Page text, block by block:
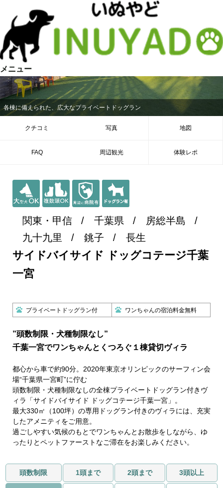
メニュー
各棟に備えられた、広大なプライベートドッグラン
クチコミ 写真 地図
FAQ 周辺観光 体験レポ
関東・甲信 千葉県
房総半島
九十九里
銚子 長生
サイドバイサイド ドッグコテージ千葉
一宮
プライベートドッグラン付 ワンちゃんの宿泊料金無料
”頭数制限・犬種制限なし”
千葉一宮でワンちゃんとくつろぐ１棟貸切ヴィラ
都心から車で約90分。2020年東京オリンピックのサーフィン会
場“千葉県一宮町”に佇む
頭数制限・犬種制限なしの全棟プライベートドッグラン付きヴ
ィラ「サイドバイサイド ドッグコテージ千葉一宮」。
最大330㎡（100坪）の専用ドッグラン付きのヴィラには、充実
したアメニティをご用意。
過ごしやすい気候のもとでワンちゃんとお散歩をしながら、ゆ
ったりとペットファーストなご滞在をお楽しみください。
頭数制限 1頭まで 2頭まで 3頭以上